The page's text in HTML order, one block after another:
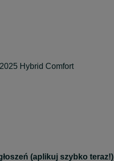
Hybrid Comfort
(aplikuj szybko teraz!)